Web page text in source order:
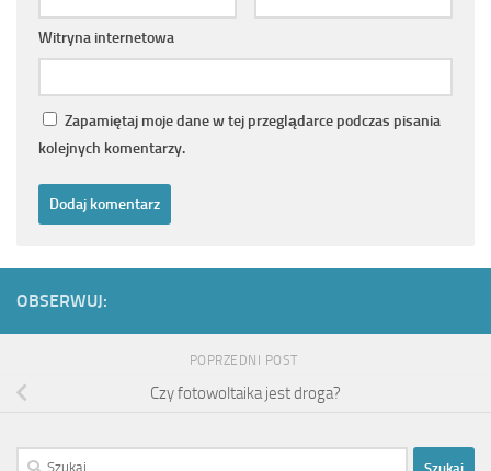
Witryna internetowa
Zapamiętaj moje dane w tej przeglądarce podczas pisania
kolejnych komentarzy.
OBSERWUJ:
POPRZEDNI POST
Czy fotowoltaika jest droga?
Szukaj: